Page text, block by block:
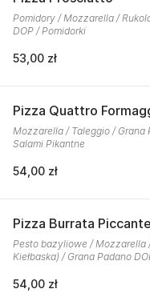
Pomidory / Mozzarella /
DOP / Pomidorki
53,00 zł
Pizza Quattro
Mozzarella / Taleggio / Grana
Salami Pikantne
54,00 zł
Pizza Burrata Piccante
Pesto bazyliowe / Mozzarella
Kiełbaska) / Grana Padano
54,00 zł